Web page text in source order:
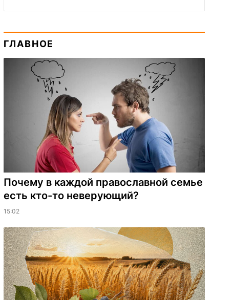
ГЛАВНОЕ
Почему в каждой православной семье
есть кто-то неверующий?
15:02